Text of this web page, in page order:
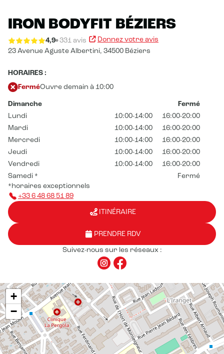
IRON BODYFIT BÉZIERS
4,9 331 avis
Donnez votre avis
23 Avenue Aguste Albertini, 34500 Béziers
HORAIRES :
FerméOuvre demain à 10:00
Dimanche
Fermé
Lundi
10:00-14:00
16:00-20:00
Mardi
10:00-14:00
16:00-20:00
Mercredi
10:00-14:00
16:00-20:00
Jeudi
10:00-14:00
16:00-20:00
Vendredi
10:00-14:00
16:00-20:00
Samedi *
Fermé
*horaires exceptionnels
+33 6 48 68 51 89
ITINÉRAIRE
PRENDRE RDV
Suivez-nous sur les réseaux :
+
−